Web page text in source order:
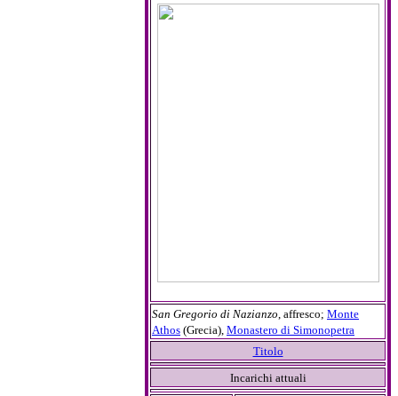
San Gregorio di Nazianzo , affresco; Monte
Athos (Grecia), Monastero di Simonopetra
Titolo
Incarichi attuali